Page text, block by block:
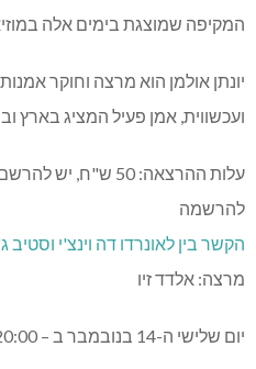
המקיפה שמוצגת בימים אלה
יונתן אולמן הוא מרצה וחוקר
ועכשווית, אמן פעיל המציג בארץ
עלות ההרצאה: 50 ש"ח, יש להרשם מראש,
להרשמה
הקשר בין לאונרדו דה וינצ'י
מרצה: אלדד זיו
יום שלישי ה-14 בנובמבר ב – 20:00